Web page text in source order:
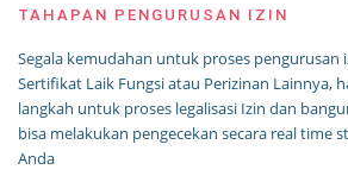
TAHAPAN PENGURUSAN IZIN
Segala kemudahan untuk proses pengurusan
Sertifikat Laik Fungsi atau Perizinan Lainnya,
langkah untuk proses legalisasi Izin dan
bisa melakukan pengecekan secara real time
Anda